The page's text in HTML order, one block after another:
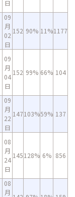
日
09
月
02
日
152 90% 11%1177
09
月
04
日
152 99% 66% 104
09
月
22
日
147103%59% 137
08
月
24
日
145128% 6% 856
08
月